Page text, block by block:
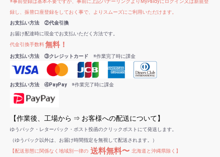
※事前登録は基本不要ですが、事前に上記バナーリンクよりMyPaidyにログイン又は新規登
録し、振替口座登録をしておく事で、よりスムーズにご利用いただけます。
お支払い方法 ②代金引換
お届け配達時に現金でお支払いただく方法です。
代金引換手数料無料！
お支払い方法 ③クレジットカード ※作業完了時に課金
お支払い方法 ④PayPay※作業完了時に課金
【作業後、工場から ⇒ お客様への配送について】
ゆうパック・レターパック・ポスト投函のクリックポストにて発送します。
（ゆうパック以外は、お届け時間指定を無視して配送されます。）
【配送形態に関係なく地域別一律の 送料無料〜 北海道と沖縄県除く】